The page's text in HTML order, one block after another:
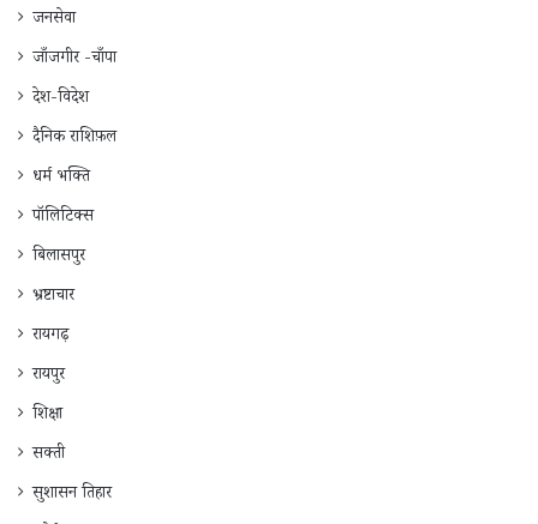
जनसेवा
जाँजगीर -चाँपा
देश-विदेश
दैनिक राशिफ़ल
धर्म भक्ति
पॉलिटिक्स
बिलासपुर
भ्रष्टाचार
रायगढ़
रायपुर
शिक्षा
सक्ती
सुशासन तिहार